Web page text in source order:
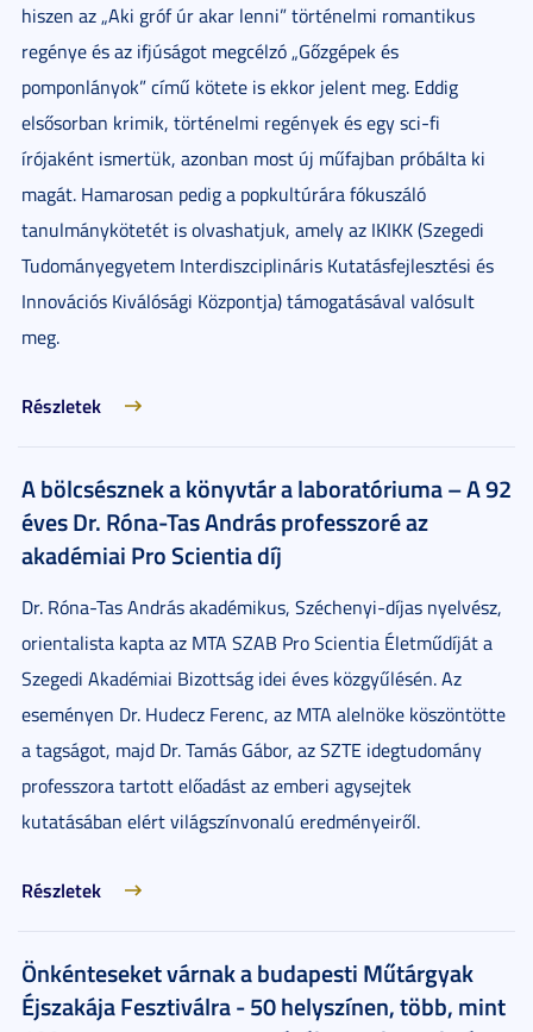
hiszen az „Aki gróf úr akar lenni” történelmi romantikus
regénye és az ifjúságot megcélzó „Gőzgépek és
pomponlányok” című kötete is ekkor jelent meg. Eddig
elsősorban krimik, történelmi regények és egy sci-fi
írójaként ismertük, azonban most új műfajban próbálta ki
magát. Hamarosan pedig a popkultúrára fókuszáló
tanulmánykötetét is olvashatjuk, amely az IKIKK (Szegedi
Tudományegyetem Interdiszciplináris Kutatásfejlesztési és
Innovációs Kiválósági Központja) támogatásával valósult
meg.
Részletek
A bölcsésznek a könyvtár a laboratóriuma – A 92
éves Dr. Róna-Tas András professzoré az
akadémiai Pro Scientia díj
Dr. Róna-Tas András akadémikus, Széchenyi-díjas nyelvész,
orientalista kapta az MTA SZAB Pro Scientia Életműdíját a
Szegedi Akadémiai Bizottság idei éves közgyűlésén. Az
eseményen Dr. Hudecz Ferenc, az MTA alelnöke köszöntötte
a tagságot, majd Dr. Tamás Gábor, az SZTE idegtudomány
professzora tartott előadást az emberi agysejtek
kutatásában elért világszínvonalú eredményeiről.
Részletek
Önkénteseket várnak a budapesti Műtárgyak
Éjszakája Fesztiválra - 50 helyszínen, több, mint